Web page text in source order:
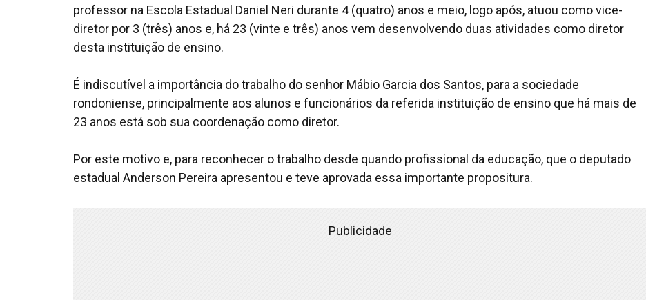
professor na Escola Estadual Daniel Neri durante 4 (quatro) anos e meio, logo após, atuou como vice-
diretor por 3 (três) anos e, há 23 (vinte e três) anos vem desenvolvendo duas atividades como diretor
desta instituição de ensino.
É indiscutível a importância do trabalho do senhor Mábio Garcia dos Santos, para a sociedade
rondoniense, principalmente aos alunos e funcionários da referida instituição de ensino que há mais de
23 anos está sob sua coordenação como diretor.
Por este motivo e, para reconhecer o trabalho desde quando profissional da educação, que o deputado
estadual Anderson Pereira apresentou e teve aprovada essa importante propositura.
Publicidade